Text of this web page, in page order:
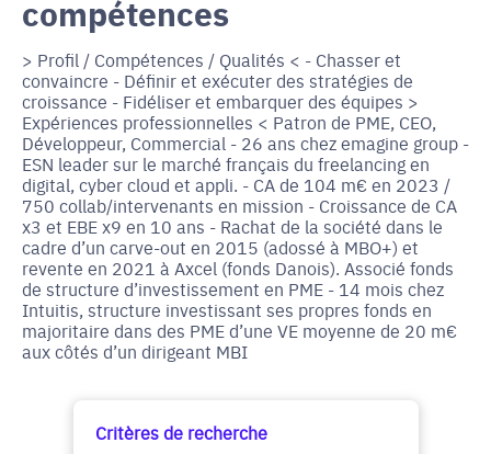
compétences
> Profil / Compétences / Qualités < - Chasser et
convaincre - Définir et exécuter des stratégies de
croissance - Fidéliser et embarquer des équipes >
Expériences professionnelles < Patron de PME, CEO,
Développeur, Commercial - 26 ans chez emagine group -
ESN leader sur le marché français du freelancing en
digital, cyber cloud et appli. - CA de 104 m€ en 2023 /
750 collab/intervenants en mission - Croissance de CA
x3 et EBE x9 en 10 ans - Rachat de la société dans le
cadre d’un carve-out en 2015 (adossé à MBO+) et
revente en 2021 à Axcel (fonds Danois). Associé fonds
de structure d’investissement en PME - 14 mois chez
Intuitis, structure investissant ses propres fonds en
majoritaire dans des PME d’une VE moyenne de 20 m€
aux côtés d’un dirigeant MBI
Critères de recherche